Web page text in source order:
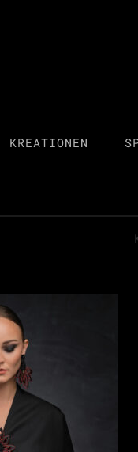
KREATIONEN